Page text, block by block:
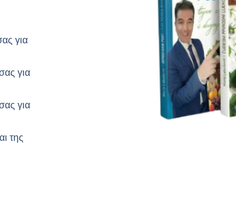
για
για
για
της